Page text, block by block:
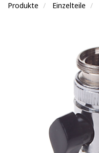
Produkte Einzelteile